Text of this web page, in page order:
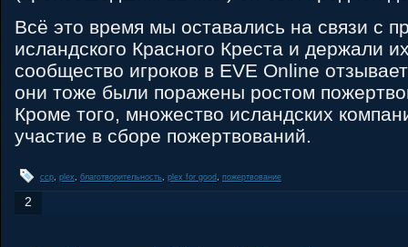
Всё это время мы оставались на связи с
исландского Красного Креста и держали
сообщество игроков в EVE Online
они тоже были поражены ростом
Кроме того, множество исландских
участие в сборе пожертвований.
ccp, plex благотворительность plex for good пожертвование
2